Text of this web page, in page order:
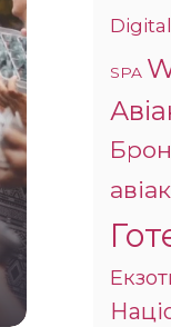
SPA